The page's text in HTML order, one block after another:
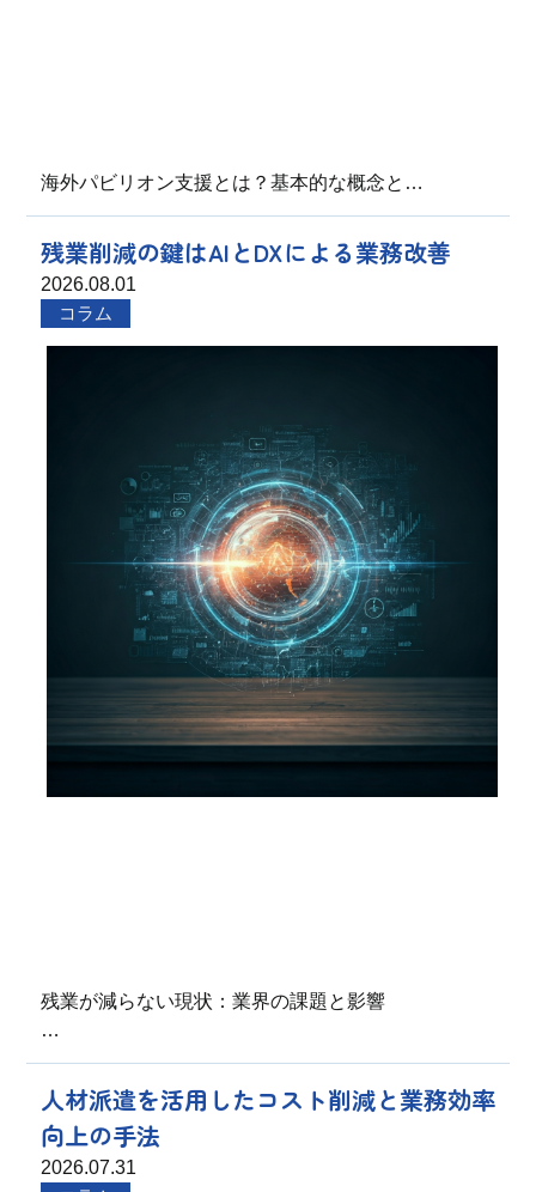
海外パビリオン支援とは？基本的な概念と…
残業削減の鍵はAIとDXによる業務改善
2026.08.01
コラム
残業が減らない現状：業界の課題と影響
…
人材派遣を活用したコスト削減と業務効率
向上の手法
2026.07.31